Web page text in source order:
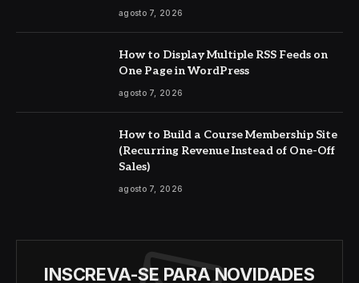
agosto 7, 2026
How to Display Multiple RSS Feeds on
One Page in WordPress
agosto 7, 2026
How to Build a Course Membership Site
(Recurring Revenue Instead of One-Off
Sales)
agosto 7, 2026
INSCREVA-SE PARA NOVIDADES